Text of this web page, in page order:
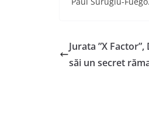
Jurata ”X
săi un secret